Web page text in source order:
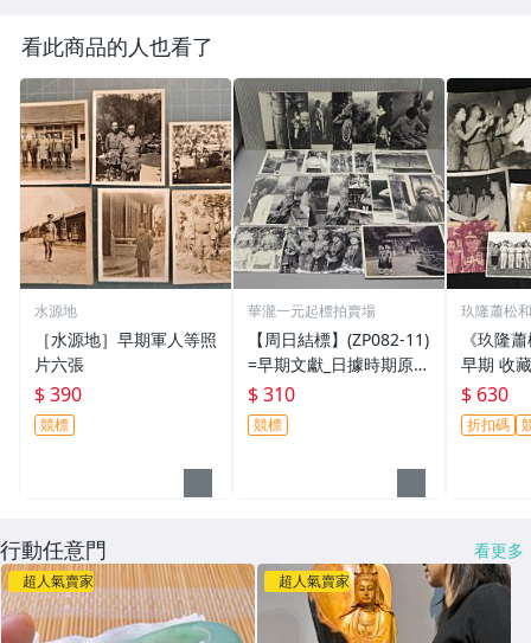
看此商品的人也看了
水源地
［水源地］早期軍人等照
片六張
$ 390
競標
華瀧一元起標拍賣場
【周日結標】(ZP082-11)
=早期文獻_日據時期原住
民黑白照片=共25張=品
相如圖
$ 310
競標
玖隆蕭松
《玖隆
早期 收
眷 餐會
批
$ 630
折扣碼
行動任意門 看更多
超人氣賣家 超人氣賣家